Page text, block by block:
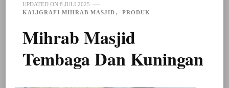
UPDATED ON 8 JULI 2025
KALIGRAFI MIHRAB MASJID
PRODUK
Mihrab Masjid
Tembaga Dan Kuningan